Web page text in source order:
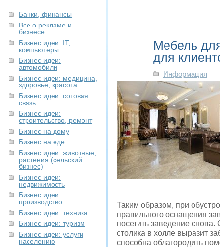
Банки, финансы
Все о рекламе и
бизнесе
Бизнес идеи: IT,
компьютеры
Бизнес идеи:
автомобили
Бизнес идеи: медицина,
здоровье, красота
Бизнес идеи: сотовая
связь
Бизнес идеи:
строительство, ремонт
Бизнес на дому
Бизнес на еде
Бизнес идеи: животные,
растения (сельский
бизнес)
Бизнес идеи:
недвижимость
Бизнес идеи:
производство
Бизнес идеи: техника
Бизнес идеи: туризм
Бизнес идеи: услуги
населению
Мебель
для
Информация
Таким образом, при
правильного оснащения
посетить заведение снова.
столика в холле выразит
способна облагородить